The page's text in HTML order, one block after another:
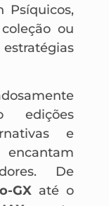
Psíquicos,
ou
edições
e
De
GXaté o